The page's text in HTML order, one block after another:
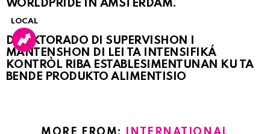
WORLDPRIDE IN AMSTERDAM.
LOCAL
DIREKTORADO DI SUPERVISHON I
MANTENSHON DI LEI TA INTENSIFIKÁ
KONTRÒL RIBA ESTABLESIMENTUNAN KU TA
BENDE PRODUKTO ALIMENTISIO